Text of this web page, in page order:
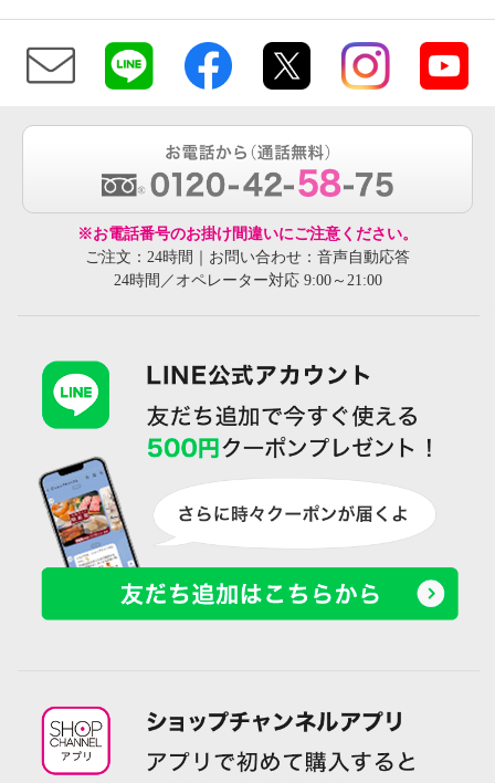
※お電話番号のお掛け間違いにご注意ください。
ご注文：24時間｜お問い合わせ：音声自動応答
24時間／オペレーター対応 9:00～21:00